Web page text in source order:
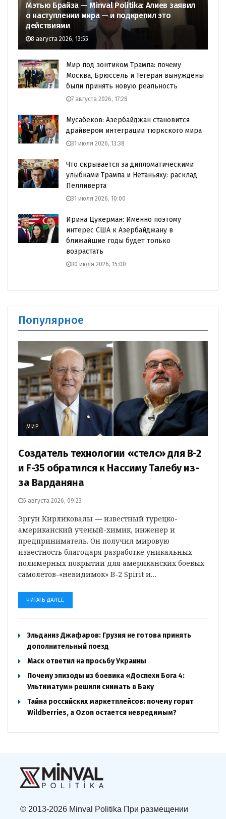
Мэтью Брайза — Minval Politika: Алиев заявил
о наступлении мира — и подкрепил это
действиями
8 августа 2026, 13:55
Мир под зонтиком Трампа: почему
Москва, Брюссель и Тегеран вынуждены
были принять новую реальность
7 августа 2026, 17:28
Мусабеков: Азербайджан становится
драйвером интеграции тюркского мира
31 июля 2026, 13:38
Что скрывается за дипломатическими
улыбками Трампа и Нетаньяху: расклад
Пелливерта
31 июля 2026, 10:00
Ирина Цукерман: Именно поэтому
интерес США к Азербайджану в
ближайшие годы будет только
возрастать
30 июля 2026, 15:00
Популярное
МИР
Создатель технологии «стелс» для B-2
и F-35 обратился к Нассиму Талебу из-
за Варданяна
5 августа 2026, 09:23
Эргун Кирликовалы — известный турецко-
американский ученый-химик, инженер и
предприниматель. Он получил мировую
известность благодаря разработке уникальных
полимерных покрытий для американских боевых
самолетов-«невидимок» B-2 Spirit и…
ЧИТАТЬ ДАЛЕЕ
Эльданиз Джафаров: Грузия не готова принять
дополнительный поезд
Маск ответил на просьбу Украины
Почему эпизоды из боевика «Доспехи Бога 4:
Ультиматум» решили снимать в Баку
Тайна российских маркетплейсов: почему горит
Wildberries, а Ozon остается невредимым?
© 2013-2026 Minval Politika При размещении